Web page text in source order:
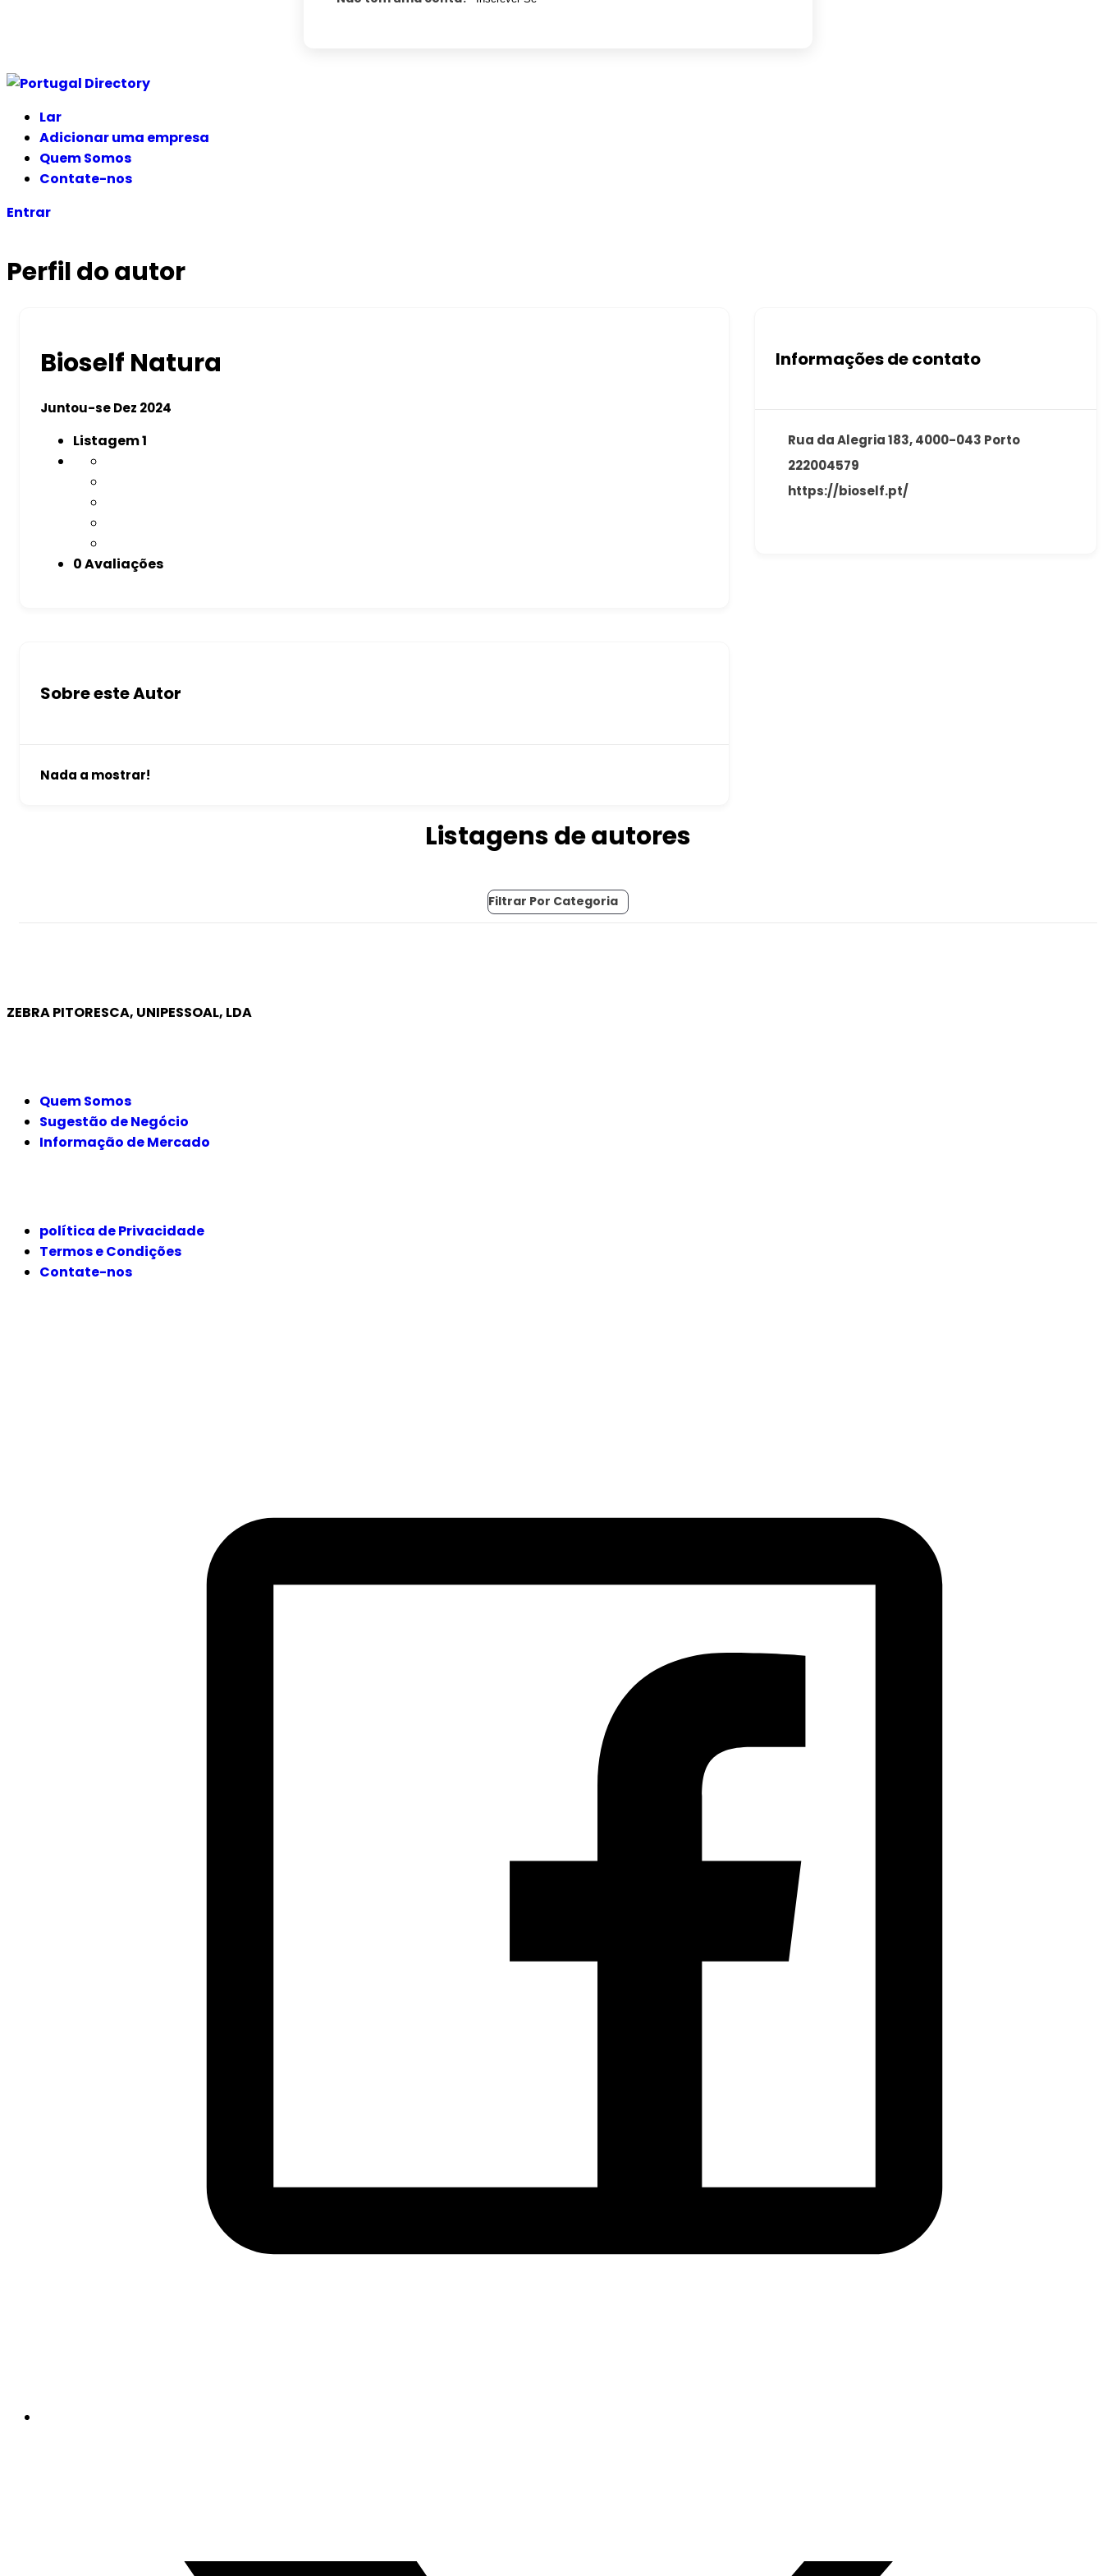
Lar
Adicionar uma empresa
Quem Somos
Contate-nos
Entrar
Perfil do autor
Bioself Natura
Juntou-se Dez 2024
Listagem1
0 Avaliações
Sobre este Autor
Nada a mostrar!
Informações de contato
Rua da Alegria 183, 4000-043 Porto
222004579
https://bioself.pt/
Listagens de autores
Filtrar Por Categoria
ZEBRA PITORESCA, UNIPESSOAL, LDA
Quem Somos
Sugestão de Negócio
Informação de Mercado
política de Privacidade
Termos e Condições
Contate-nos